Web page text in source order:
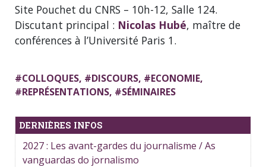
Site Pouchet du CNRS – 10h-12, Salle 124.
Discutant principal : Nicolas Hubé, maître de
conférences à l’Université Paris 1.
#COLLOQUES, #DISCOURS, #ECONOMIE,
#REPRÉSENTATIONS, #SÉMINAIRES
DERNIÈRES INFOS
2027 : Les avant-gardes du journalisme / As
vanguardas do jornalismo